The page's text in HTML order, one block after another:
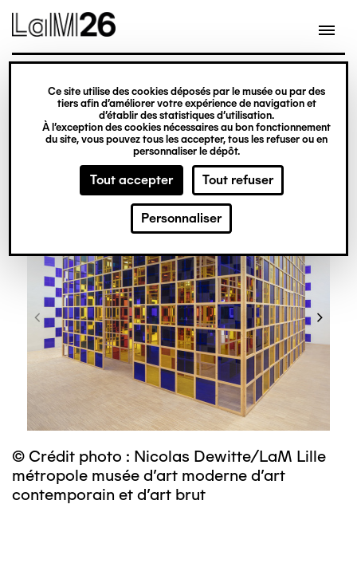
Gestion des cookies
Ce site utilise des cookies déposés par le musée ou par des
tiers afin d’améliorer votre expérience de navigation et
d’établir des statistiques d’utilisation.
À l’exception des cookies nécessaires au bon fonctionnement
du site, vous pouvez tous les accepter, tous les refuser ou en
personnaliser le dépôt.
Tout accepter Tout refuser
Personnaliser
contenu
© Crédit photo : Nicolas Dewitte/LaM Lille
métropole musée d’art moderne d’art
contemporain et d’art brut